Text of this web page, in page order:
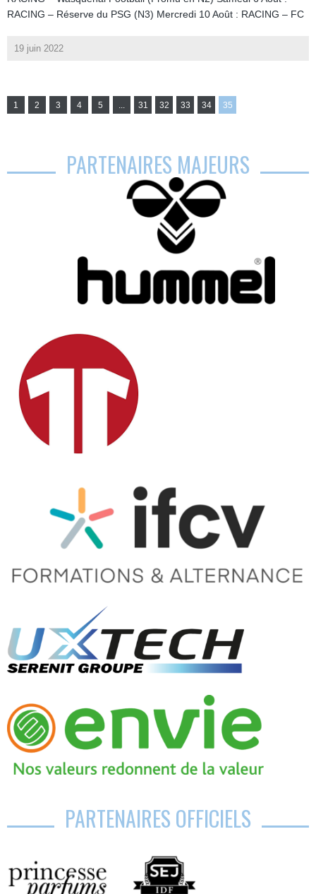
RACING – Réserve du PSG (N3) Mercredi 10 Août : RACING – FC
19 juin 2022
1 2 3 4 5 ... 31 32 33 34 35
PARTENAIRES MAJEURS
PARTENAIRES OFFICIELS